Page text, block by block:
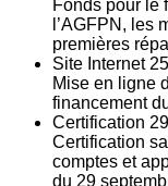
Fonds pour le
l’AGFPN, les
premières
Site Internet 25
Mise en ligne
financement
Certification 29
Certification
comptes et
du 29